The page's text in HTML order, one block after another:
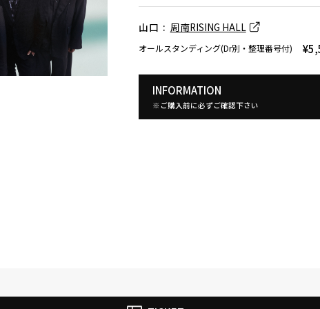
山口 : 周南RISING HALL
オールスタンディング(Dr別・整理番号付)
INFORMATION
※ご購入前に必ずご確認下さい